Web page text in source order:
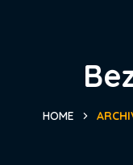
HOME